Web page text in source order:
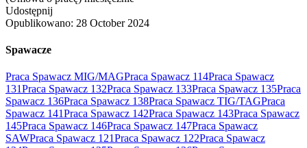
Udostępnij
Opublikowano: 28 October 2024
Spawacze
Praca Spawacz MIG/MAGPraca Spawacz 114Praca Spawacz
131Praca Spawacz 132Praca Spawacz 133Praca Spawacz 135Praca
Spawacz 136Praca Spawacz 138Praca Spawacz TIG/TAGPraca
Spawacz 141Praca Spawacz 142Praca Spawacz 143Praca Spawacz
145Praca Spawacz 146Praca Spawacz 147Praca Spawacz
SAWPraca Spawacz 121Praca Spawacz 122Praca Spawacz